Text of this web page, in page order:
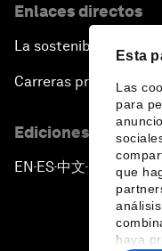
Esta
Las
para
que
haya
Enlaces directos
La sostenibilidad en el
Carreras profesionales
Ediciones en otros
EN ▪ES▪中文▪ 日本語